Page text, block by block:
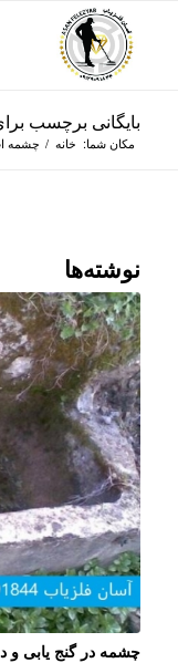
بایگانی برچسب
مکان شما: خانه / چشمه
نوشته‌ها
چشمه در گنج یابی و